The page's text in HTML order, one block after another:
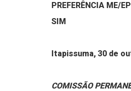
PREFERÊNCIA ME/
SIM
Itapissuma, 30 de
COMISSÃO